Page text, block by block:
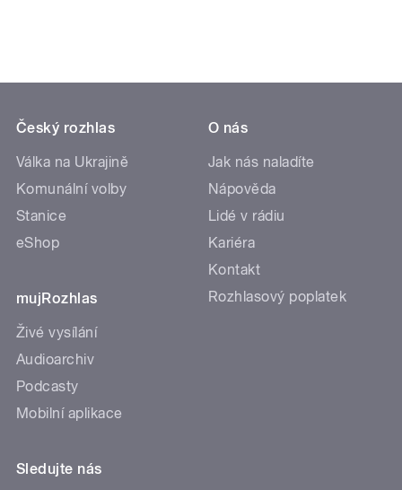
Český rozhlas
Válka na Ukrajině
Komunální volby
Stanice
eShop
mujRozhlas
Živé vysílání
Audioarchiv
Podcasty
Mobilní aplikace
O nás
Jak nás naladíte
Nápověda
Lidé v rádiu
Kariéra
Kontakt
Rozhlasový poplatek
Sledujte nás